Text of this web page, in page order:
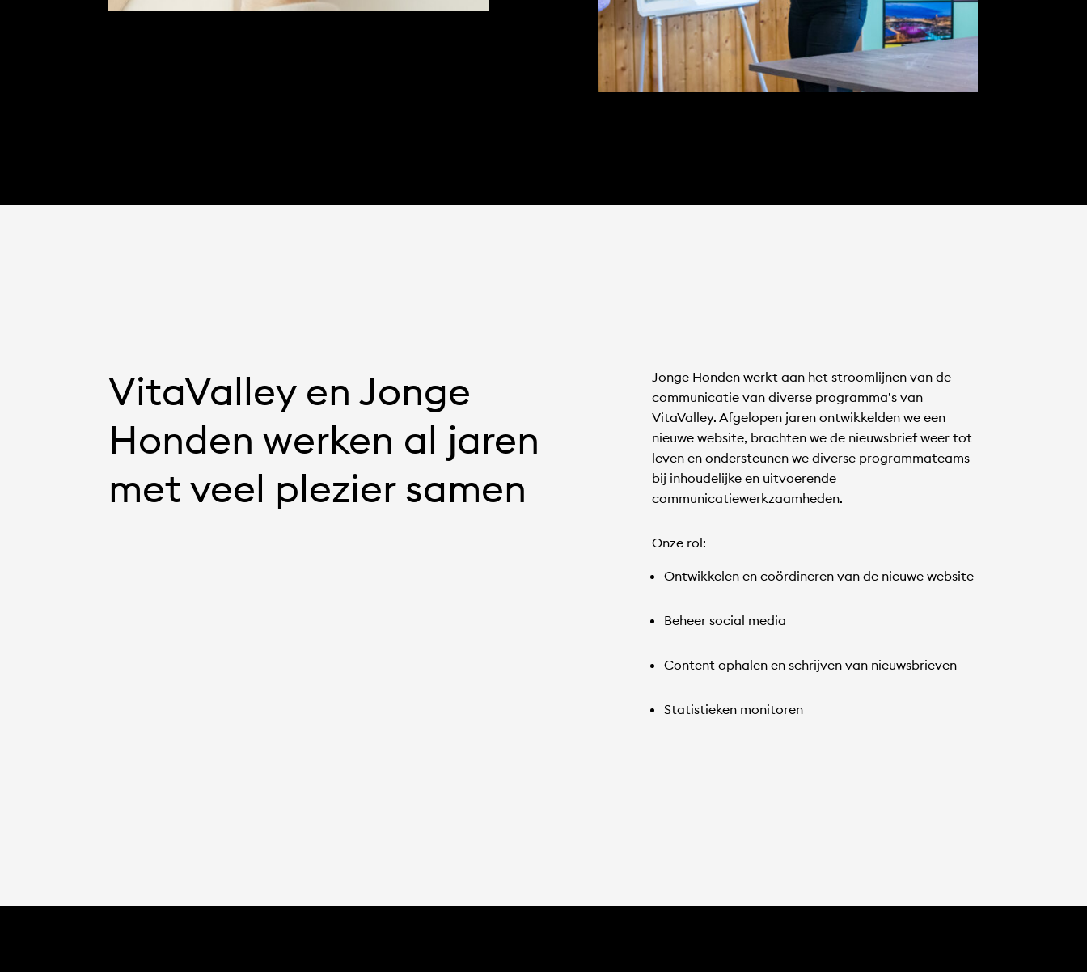
VitaValley en Jonge
Honden werken al jaren
met veel plezier samen
Jonge Honden werkt aan het stroomlijnen van de
communicatie van diverse programma’s van
VitaValley. Afgelopen jaren ontwikkelden we een
nieuwe website, brachten we de nieuwsbrief weer tot
leven en ondersteunen we diverse programmateams
bij inhoudelijke en uitvoerende
communicatiewerkzaamheden.
Onze rol:
Ontwikkelen en coördineren van de nieuwe website
Beheer social media
Content ophalen en schrijven van nieuwsbrieven
Statistieken monitoren